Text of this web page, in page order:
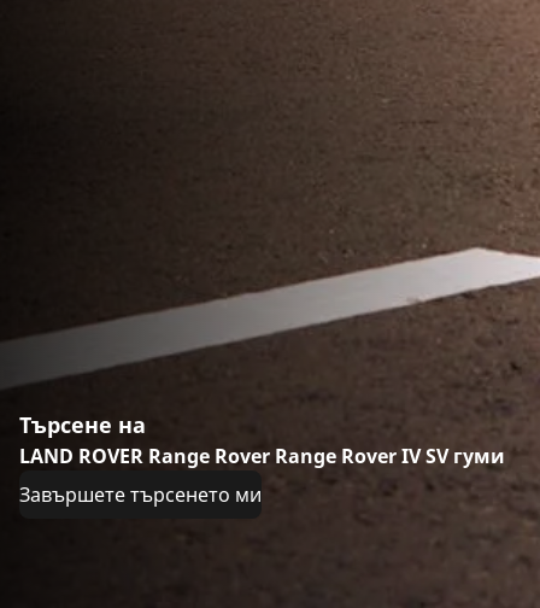
Търсене на
LAND ROVER Range Rover Range Rover IV SV гуми
Завършете търсенето ми